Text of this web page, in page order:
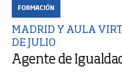
FORMACIÓN
MADRID Y AULA
DE JULIO
Agente de